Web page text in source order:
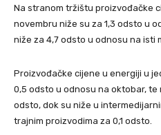
Na stranom tržištu proizvođačke
novembru niže su za 1,3 odsto u
niže za 4,7 odsto u odnosu na isti
Proizvođačke cijene u energiji u
0,5 odsto u odnosu na oktobar,
odsto, dok su niže u
trajnim proizvodima za 0,1 odsto.